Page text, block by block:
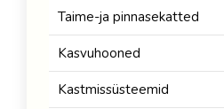
Taime-ja pinnasekatted
Kasvuhooned
Kastmissüsteemid